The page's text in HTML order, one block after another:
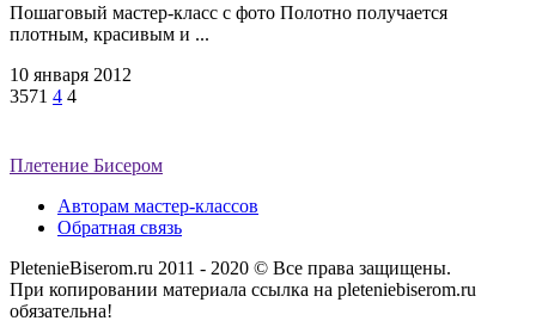
Пошаговый мастер-класс с фото Полотно получается
плотным, красивым и ...
10 января 2012
3571 4 4
Плетение Бисером
Авторам мастер-классов
Обратная связь
PletenieBiserom.ru 2011 - 2020 © Все права защищены.
При копировании материала ссылка на pleteniebiserom.ru
обязательна!